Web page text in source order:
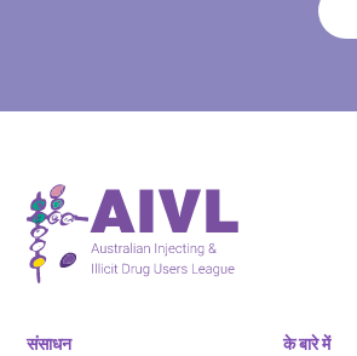
संसाधन
के बारे में